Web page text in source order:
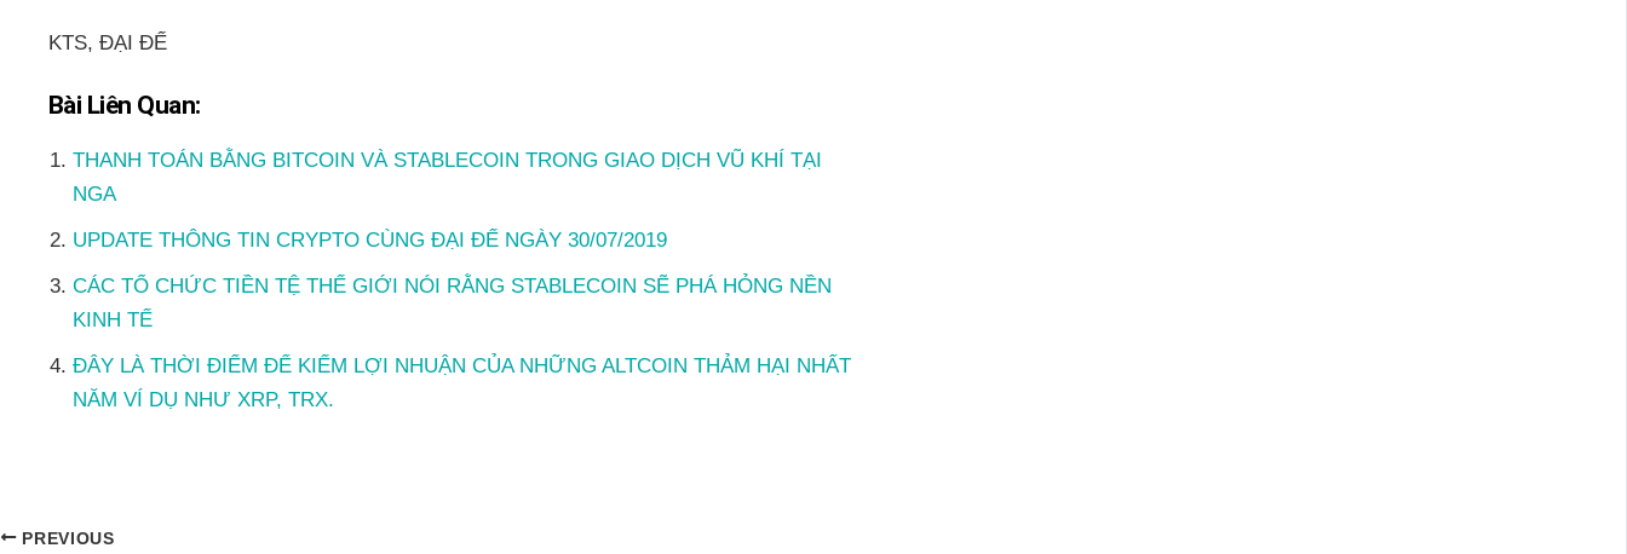
KTS, ĐẠI ĐẾ
Bài Liên Quan:
THANH TOÁN BẰNG BITCOIN VÀ STABLECOIN TRONG GIAO DỊCH VŨ KHÍ TẠI
NGA
UPDATE THÔNG TIN CRYPTO CÙNG ĐẠI ĐẾ NGÀY 30/07/2019
CÁC TỔ CHỨC TIỀN TỆ THẾ GIỚI NÓI RẰNG STABLECOIN SẼ PHÁ HỎNG NỀN
KINH TẾ
ĐÂY LÀ THỜI ĐIỂM ĐỂ KIẾM LỢI NHUẬN CỦA NHỮNG ALTCOIN THẢM HẠI NHẤT
NĂM VÍ DỤ NHƯ XRP, TRX.
PREVIOUS